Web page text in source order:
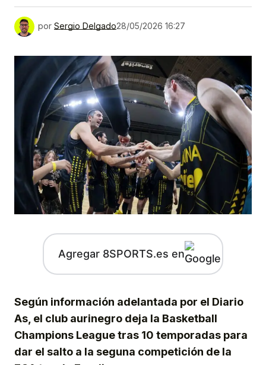
por Sergio Delgado28/05/2026 16:27
Agregar 8SPORTS.es en
Según información adelantada por el Diario
As, el club aurinegro deja la Basketball
Champions League tras 10 temporadas para
dar el salto a la seguna competición de la